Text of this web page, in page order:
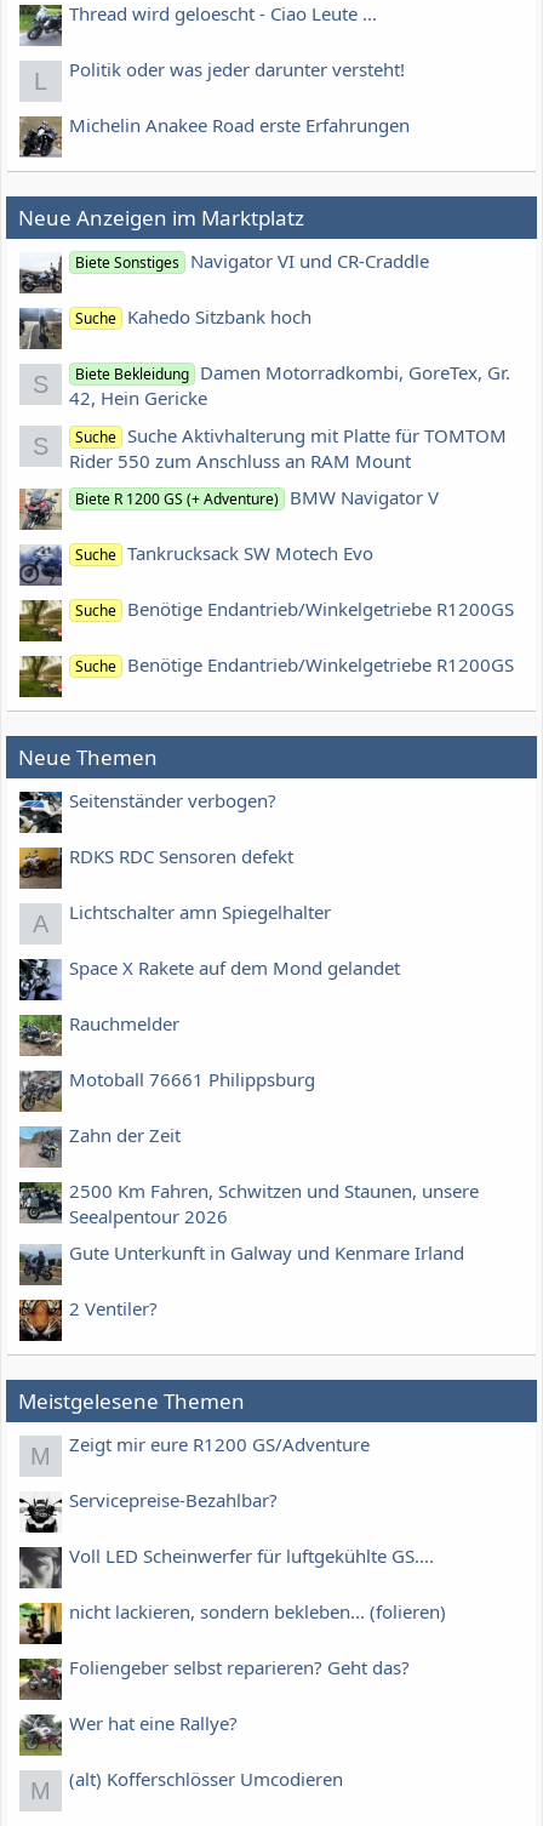
Thread wird geloescht - Ciao Leute ...
L Politik oder was jeder darunter versteht!
Michelin Anakee Road erste Erfahrungen
Neue Anzeigen im Marktplatz
Biete Sonstiges Navigator VI und CR-Craddle
Suche Kahedo Sitzbank hoch
S Biete Bekleidung Damen Motorradkombi, GoreTex, Gr.
42, Hein Gericke
S Suche Suche Aktivhalterung mit Platte für TOMTOM
Rider 550 zum Anschluss an RAM Mount
Biete R 1200 GS (+ Adventure) BMW Navigator V
Suche Tankrucksack SW Motech Evo
Suche Benötige Endantrieb/Winkelgetriebe R1200GS
Suche Benötige Endantrieb/Winkelgetriebe R1200GS
Neue Themen
Seitenständer verbogen?
RDKS RDC Sensoren defekt
A Lichtschalter amn Spiegelhalter
Space X Rakete auf dem Mond gelandet
Rauchmelder
Motoball 76661 Philippsburg
Zahn der Zeit
2500 Km Fahren, Schwitzen und Staunen, unsere
Seealpentour 2026
Gute Unterkunft in Galway und Kenmare Irland
2 Ventiler?
Meistgelesene Themen
M Zeigt mir eure R1200 GS/Adventure
Servicepreise-Bezahlbar?
Voll LED Scheinwerfer für luftgekühlte GS....
nicht lackieren, sondern bekleben... (folieren)
Foliengeber selbst reparieren? Geht das?
Wer hat eine Rallye?
M (alt) Kofferschlösser Umcodieren